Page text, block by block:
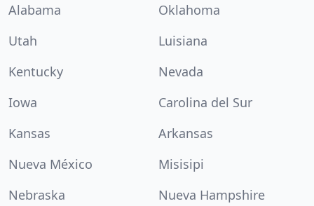
Alabama
Oklahoma
Utah
Luisiana
Kentucky
Nevada
Iowa
Carolina del Sur
Kansas
Arkansas
Nueva México
Misisipi
Nebraska
Nueva Hampshire